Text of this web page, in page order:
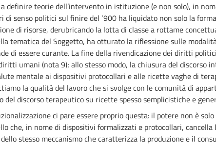
teorie dell’intervento in istituzione (e non solo), in
senso politici sul finire del ‘900 ha liquidato non solo la forma
di risorse, derubricando la lotta di classe a rottame
tematica del Soggetto, ha otturato la riflessione sulle
di essere curante. La fine della rivendicazione dei diritti
umani (nota 9); allo stesso modo, la chiusura del discorso
mentale ai dispositivi protocollari e alle ricette vaghe di
la qualità del lavoro che si svolge con le comunità di
discorso terapeutico su ricette spesso semplicistiche e
ci pare essere proprio questa: il potere non è
che, in nome di dispositivi formalizzati e protocollari, cancella
stesso meccanismo che caratterizza la produzione e il